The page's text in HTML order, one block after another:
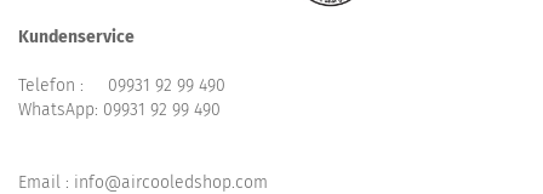
Kundenservice
Telefon : 09931 92 99 490
WhatsApp: 09931 92 99 490
Email : info@aircooledshop.com